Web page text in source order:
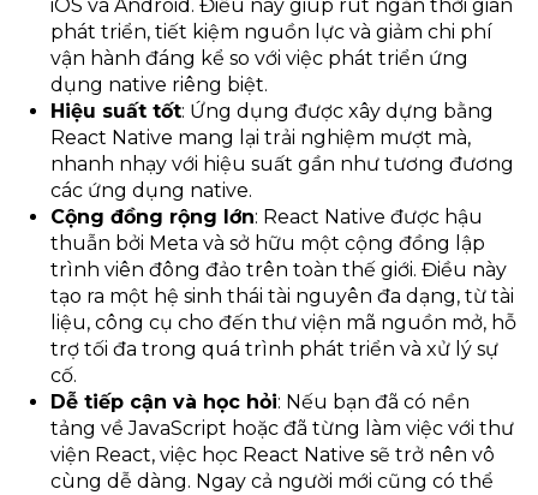
iOS và Android. Điều này giúp rút ngắn thời gian
phát triển, tiết kiệm nguồn lực và giảm chi phí
vận hành đáng kể so với việc phát triển ứng
dụng native riêng biệt.
Hiệu suất tốt: Ứng dụng được xây dựng bằng
React Native mang lại trải nghiệm mượt mà,
nhanh nhạy với hiệu suất gần như tương đương
các ứng dụng native.
Cộng đồng rộng lớn: React Native được hậu
thuẫn bởi Meta và sở hữu một cộng đồng lập
trình viên đông đảo trên toàn thế giới. Điều này
tạo ra một hệ sinh thái tài nguyên đa dạng, từ tài
liệu, công cụ cho đến thư viện mã nguồn mở, hỗ
trợ tối đa trong quá trình phát triển và xử lý sự
cố.
Dễ tiếp cận và học hỏi: Nếu bạn đã có nền
tảng về JavaScript hoặc đã từng làm việc với thư
viện React, việc học React Native sẽ trở nên vô
cùng dễ dàng. Ngay cả người mới cũng có thể